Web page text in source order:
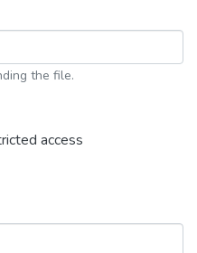
the file.
access